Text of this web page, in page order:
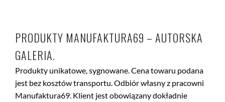
PRODUKTY MANUFAKTURA69 – AUTORSKA
GALERIA.
Produkty unikatowe, sygnowane. Cena towaru podana
jest bez kosztów transportu. Odbiór własny z pracowni
Manufaktura69. Klient jest obowiązany dokładnie